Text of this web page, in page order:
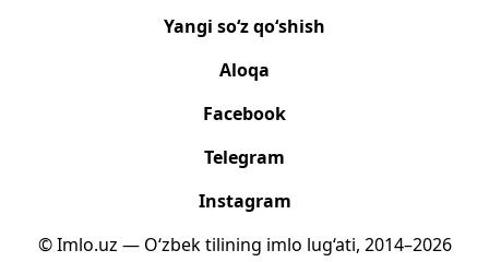
Yangi so‘z qo‘shish
Aloqa
Facebook
Telegram
Instagram
© Imlo.uz — O‘zbek tilining imlo lug‘ati, 2014–2026